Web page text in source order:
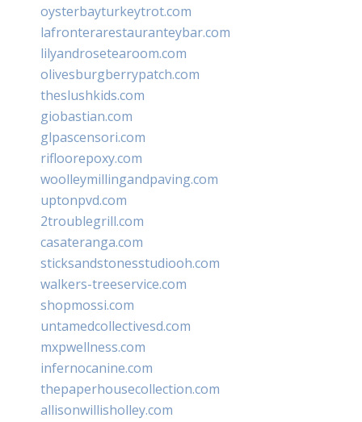
oysterbayturkeytrot.com
lafronterarestauranteybar.com
lilyandrosetearoom.com
olivesburgberrypatch.com
theslushkids.com
giobastian.com
glpascensori.com
rifloorepoxy.com
woolleymillingandpaving.com
uptonpvd.com
2troublegrill.com
casateranga.com
sticksandstonesstudiooh.com
walkers-treeservice.com
shopmossi.com
untamedcollectivesd.com
mxpwellness.com
infernocanine.com
thepaperhousecollection.com
allisonwillisholley.com